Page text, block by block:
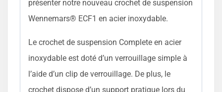
présenter notre nouveau crochet de suspension
Wennemars® ECF1 en acier inoxydable.
Le crochet de suspension Complete en acier
inoxydable est doté d’un verrouillage simple à
l’aide d’un clip de verrouillage. De plus, le
crochet dispose d’un support pratique lors du